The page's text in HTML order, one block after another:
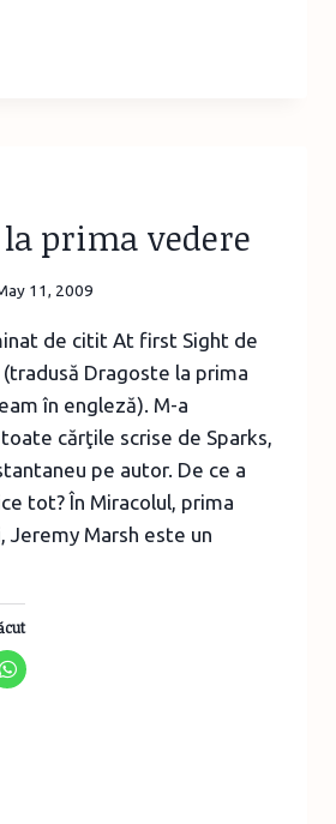
prima vedere
11, 2009
de citit At first Sight de
(tradusă Dragoste la prima
în engleză). M-a
cărţile scrise de Sparks,
pe autor. De ce a
tot? În Miracolul, prima
Jeremy Marsh este un